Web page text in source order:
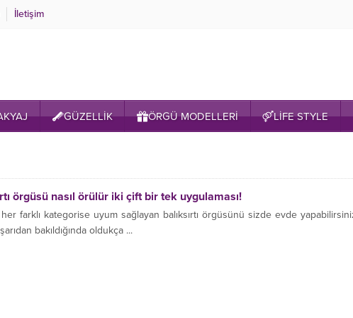
İletişim
GÜZELLİK ÖRGÜ MODELLERİ LİFE STYLE
örgüsü nasıl örülür iki çift bir tek uygulaması!
farklı kategorise uyum sağlayan balıksırtı örgüsünü sizde evde
bakıldığında oldukça ...